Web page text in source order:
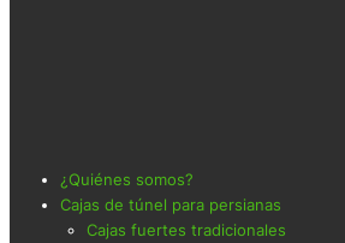
¿Quiénes somos?
Cajas de túnel para persianas
Cajas fuertes tradicionales